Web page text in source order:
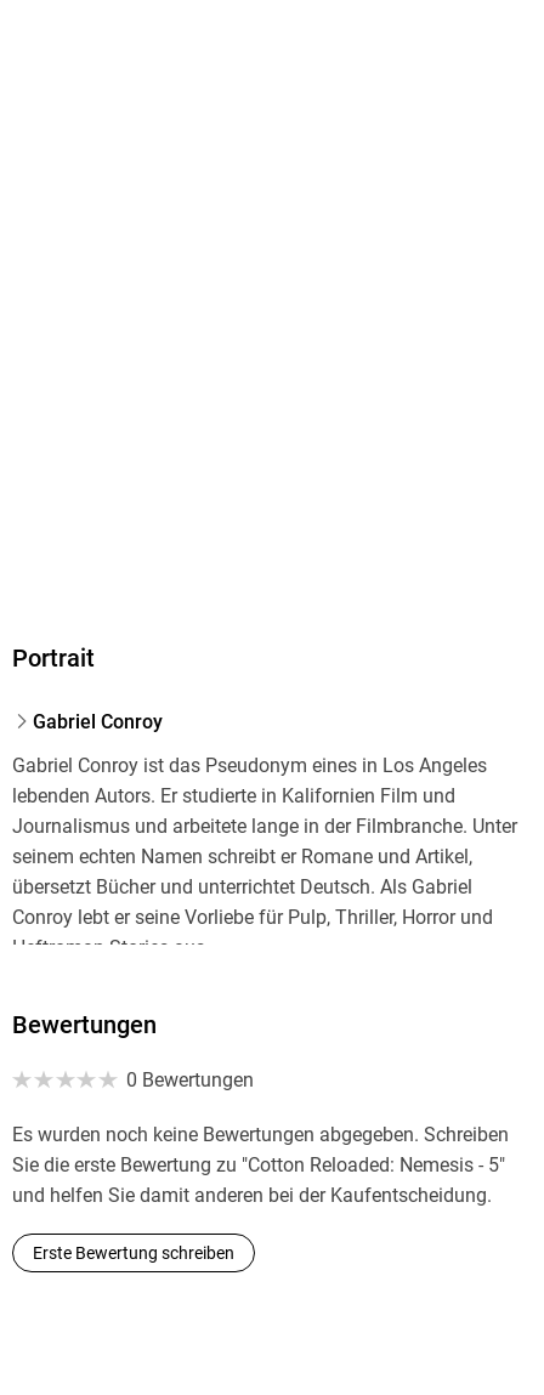
Portrait
Gabriel Conroy
Gabriel Conroy ist das Pseudonym eines in Los Angeles
lebenden Autors. Er studierte in Kalifornien Film und
Journalismus und arbeitete lange in der Filmbranche. Unter
seinem echten Namen schreibt er Romane und Artikel,
übersetzt Bücher und unterrichtet Deutsch. Als Gabriel
Conroy lebt er seine Vorliebe für Pulp, Thriller, Horror und
Heftroman-Stories aus.
Timothy Stahl, in den USA geboren, wuchs in Deutschland
als Chefredakteur eines Wochenmagazins tätig war. 1999
kehrte er in die USA zurück und arbeitet seitdem als Autor
und Übersetzer. Timothy Stahl lebt mit seiner Frau und
seinen beiden Söhnen in Las Vegas, Nevada.
Bewertungen
0 Bewertungen
Es wurden noch keine Bewertungen abgegeben. Schreiben
Sie die erste Bewertung zu "Cotton Reloaded: Nemesis - 5"
und helfen Sie damit anderen bei der Kaufentscheidung.
Erste Bewertung schreiben